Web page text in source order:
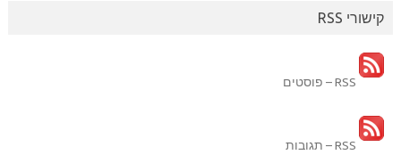
קישורי RSS
RSS – פוסטים
RSS – תגובות